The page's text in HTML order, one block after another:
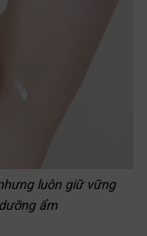
luôn giữ vững
ẩm